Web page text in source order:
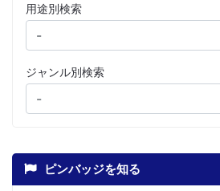
用途別検索
ジャンル別検索
ピンバッジを知る